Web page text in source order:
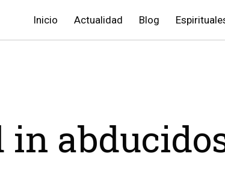
Inicio Actualidad Blog
in